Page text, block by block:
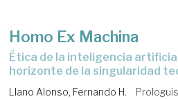
Homo Ex Machina
Ética de la inteligencia artificial y Derecho digital ante el
horizonte de la singularidad
Llano Alonso, Fernando H.